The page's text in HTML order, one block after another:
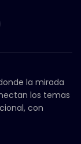
la mirada
los temas
con